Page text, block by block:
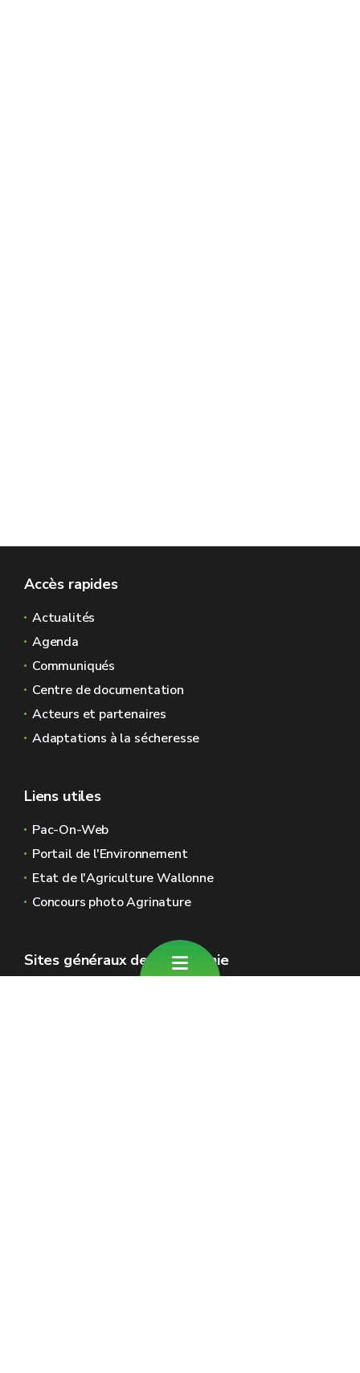
Accès rapides
Actualités
Agenda
Communiqués
Centre de documentation
Acteurs et partenaires
Adaptations à la sécheresse
Liens utiles
Pac-On-Web
Portail de l'Environnement
Etat de l'Agriculture Wallonne
Concours photo Agrinature
Sites généraux de la Wallonie